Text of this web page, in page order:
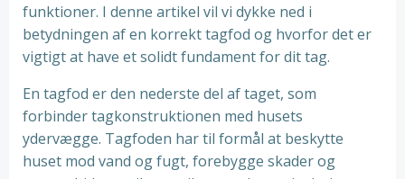
funktioner. I denne artikel vil vi dykke ned i
betydningen af en korrekt tagfod og hvorfor det er
vigtigt at have et solidt fundament for dit tag.
En tagfod er den nederste del af taget, som
forbinder tagkonstruktionen med husets
ydervægge. Tagfoden har til formål at beskytte
huset mod vand og fugt, forebygge skader og